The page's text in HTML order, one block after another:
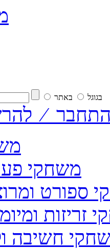
בגוגל באתר
⁄
משחקי
ספורט
זריזות
חשיבה